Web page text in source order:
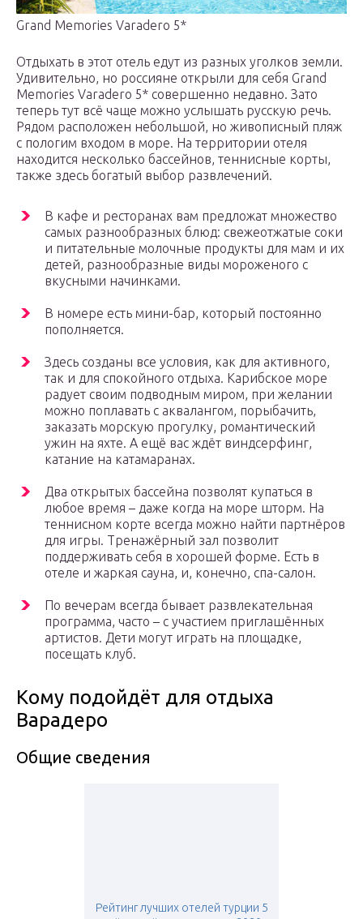
Grand Memories Varadero 5*
Отдыхать в этот отель едут из разных уголков земли.
Удивительно, но россияне открыли для себя Grand
Memories Varadero 5* совершенно недавно. Зато
теперь тут всё чаще можно услышать русскую речь.
Рядом расположен небольшой, но живописный пляж
с пологим входом в море. На территории отеля
находится несколько бассейнов, теннисные корты,
также здесь богатый выбор развлечений.
В кафе и ресторанах вам предложат множество
самых разнообразных блюд: свежеотжатые соки
и питательные молочные продукты для мам и их
детей, разнообразные виды мороженого с
вкусными начинками.
В номере есть мини-бар, который постоянно
пополняется.
Здесь созданы все условия, как для активного,
так и для спокойного отдыха. Карибское море
радует своим подводным миром, при желании
можно поплавать с аквалангом, порыбачить,
заказать морскую прогулку, романтический
ужин на яхте. А ещё вас ждёт виндсерфинг,
катание на катамаранах.
Два открытых бассейна позволят купаться в
любое время – даже когда на море шторм. На
теннисном корте всегда можно найти партнёров
для игры. Тренажёрный зал позволит
поддерживать себя в хорошей форме. Есть в
отеле и жаркая сауна, и, конечно, спа-салон.
По вечерам всегда бывает развлекательная
программа, часто – с участием приглашённых
артистов. Дети могут играть на площадке,
посещать клуб.
Кому подойдёт для отдыха
Варадеро
Общие сведения
Рейтинг лучших отелей турции 5